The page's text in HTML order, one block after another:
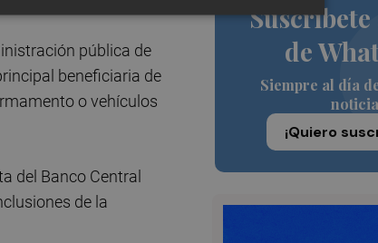
de
Siempre al día
¡Quiero
pública de
beneficiaria de
o vehículos
del Banco Central
de la